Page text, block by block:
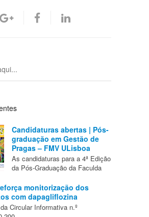
Candidaturas abertas | Pós-
graduação em Gestão de
Pragas – FMV ULisboa
As candidaturas para a 4ª Edição
da Pós-Graduação da Faculda
monitorização dos
com dapagliflozina
Circular Informativa n.º